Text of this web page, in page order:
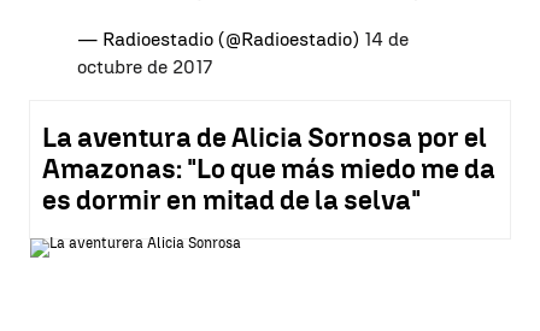
— Radioestadio (@Radioestadio) 14 de
octubre de 2017
La aventura de Alicia Sornosa por el
Amazonas: "Lo que más miedo me da
es dormir en mitad de la selva"